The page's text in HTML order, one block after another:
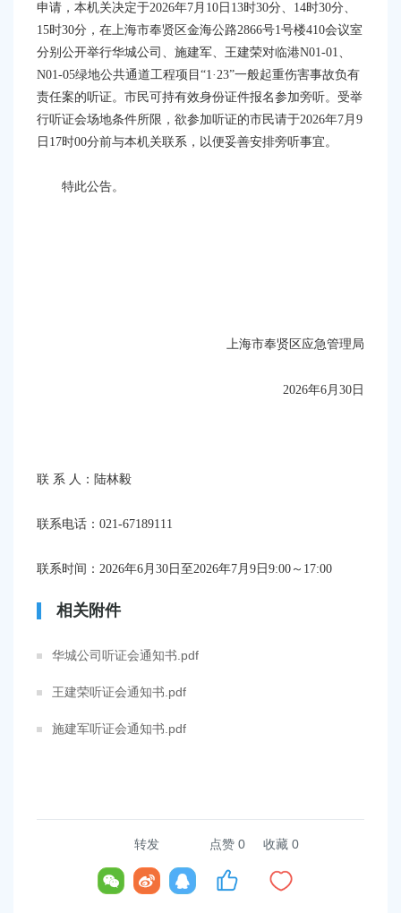
申请，本机关决定于2026年7月 10 日 13时30分、 14时30分、
15时30分 ，在上海市奉贤 区金海公路2866号1号楼410会议室
分别 公开举行华城公司、施建军、王建荣对临港N01-01、
N01-05绿地公共通道工程项目 “1·23”一般起重伤害事故负有
责任案的听证。市民可持有效身份证件报名参加旁听。受举
行听证会场地条件所限，欲参加听证的市民请于2026年7月 9
日 17时00分前与本机关联系，以便妥善安排旁听事宜。
特此公告。
上海市奉贤 区应急管理局
2026年6月 30 日
联 系 人： 陆林毅
联系电话： 021-67189111
联系时间： 2026年6月 30 日至2026年7月 9 日 9:00～17:00
相关附件
华城公司听证会通知书.pdf
王建荣听证会通知书.pdf
施建军听证会通知书.pdf
转发 点赞 0 收藏 0